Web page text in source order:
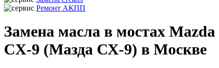
Ремонт АКПП
Замена масла в мостах Mazda
CX-9 (Мазда СХ-9) в Москве